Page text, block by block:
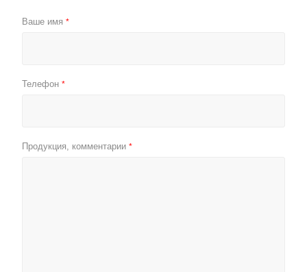
Ваше имя *
Телефон *
Продукция, комментарии *